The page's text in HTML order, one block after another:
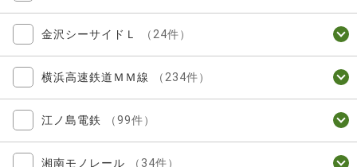
金沢シーサイドＬ （24件）
横浜高速鉄道ＭＭ線 （234件）
江ノ島電鉄 （99件）
湘南モノレール （34件）